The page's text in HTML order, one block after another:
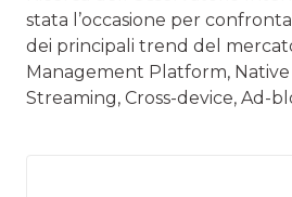
stata l’occasione per
dei principali trend del
Management Platform, Native
Streaming, Cross-device, Ad-